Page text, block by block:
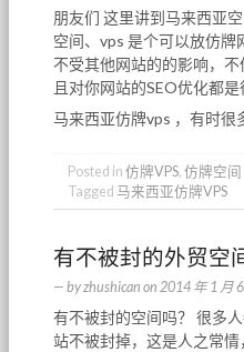
朋友们 这里讲到马来西亚
空间、vps 是个可以放仿牌
不受其他网站的的影响，
且对你网站的SEO优化都
马来西亚仿牌vps ，有时很
Posted in 仿牌VPS, 仿牌空间
Tagged 马来西亚仿牌VPS
有不被封的外贸空
— byzhushican on 2014 年 1 月
有不被封的空间吗？ 很多
站不被封掉，这是人之常